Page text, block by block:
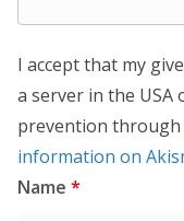
I accept that my
a server in the
prevention through
information on
Name *